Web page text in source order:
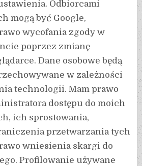
Odbiorcami
mogą być Google,
wycofania zgody w
poprzez zmianę
Dane osobowe będą
w zależności
technologii. Mam prawo
dostępu do moich
ich sprostowania,
przetwarzania tych
wniesienia skargi do
Profilowanie używane